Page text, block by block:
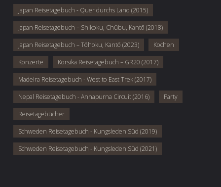
Japan Reisetagebuch - Quer durchs Land (2015)
Japan Reisetagebuch – Shikoku, Chūbu, Kantō (2018)
Japan Reisetagebuch – Tōhoku, Kantō (2023) Kochen
Konzerte Korsika Reisetagebuch – GR20 (2017)
Madeira Reisetagebuch - West to East Trek (2017)
Nepal Reisetagebuch - Annapurna Circuit (2016) Party
Reisetagebücher
Schweden Reisetagebuch - Kungsleden Süd (2019)
Schweden Reisetagebuch - Kungsleden Süd (2021)